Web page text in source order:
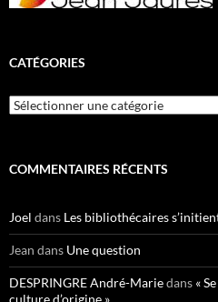
CATÉGORIES
Catégories
COMMENTAIRES RÉCENTS
Joel dans Les bibliothécaires
Jean dans Une question
DESPRINGRE André-Mariedans «
culture d’origine »